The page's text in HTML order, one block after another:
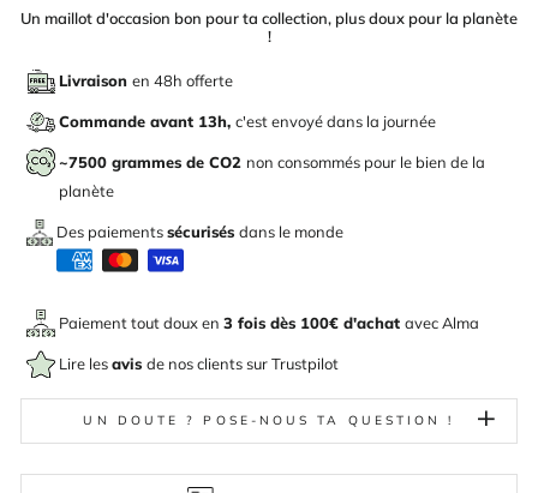
Un maillot d'occasion bon pour ta collection, plus doux pour la planète
!
Livraison en 48h offerte
Commande avant 13h, c'est envoyé dans la journée
~7500 grammes de CO2 non consommés pour le bien de la
planète
Des paiementssécurisés dans le monde
Paiement tout doux en 3 fois dès 100€ d'achat avecAlma
Lire lesavis de nos clients sur Trustpilot
UN DOUTE ? POSE-NOUS TA QUESTION !